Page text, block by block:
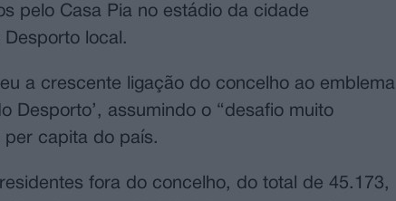
pelo Casa Pia no estádio da cidade
local.
a crescente ligação do concelho ao emblema
Desporto’, assumindo o “desafio muito
capita do país.
fora do concelho, do total de 45.173,